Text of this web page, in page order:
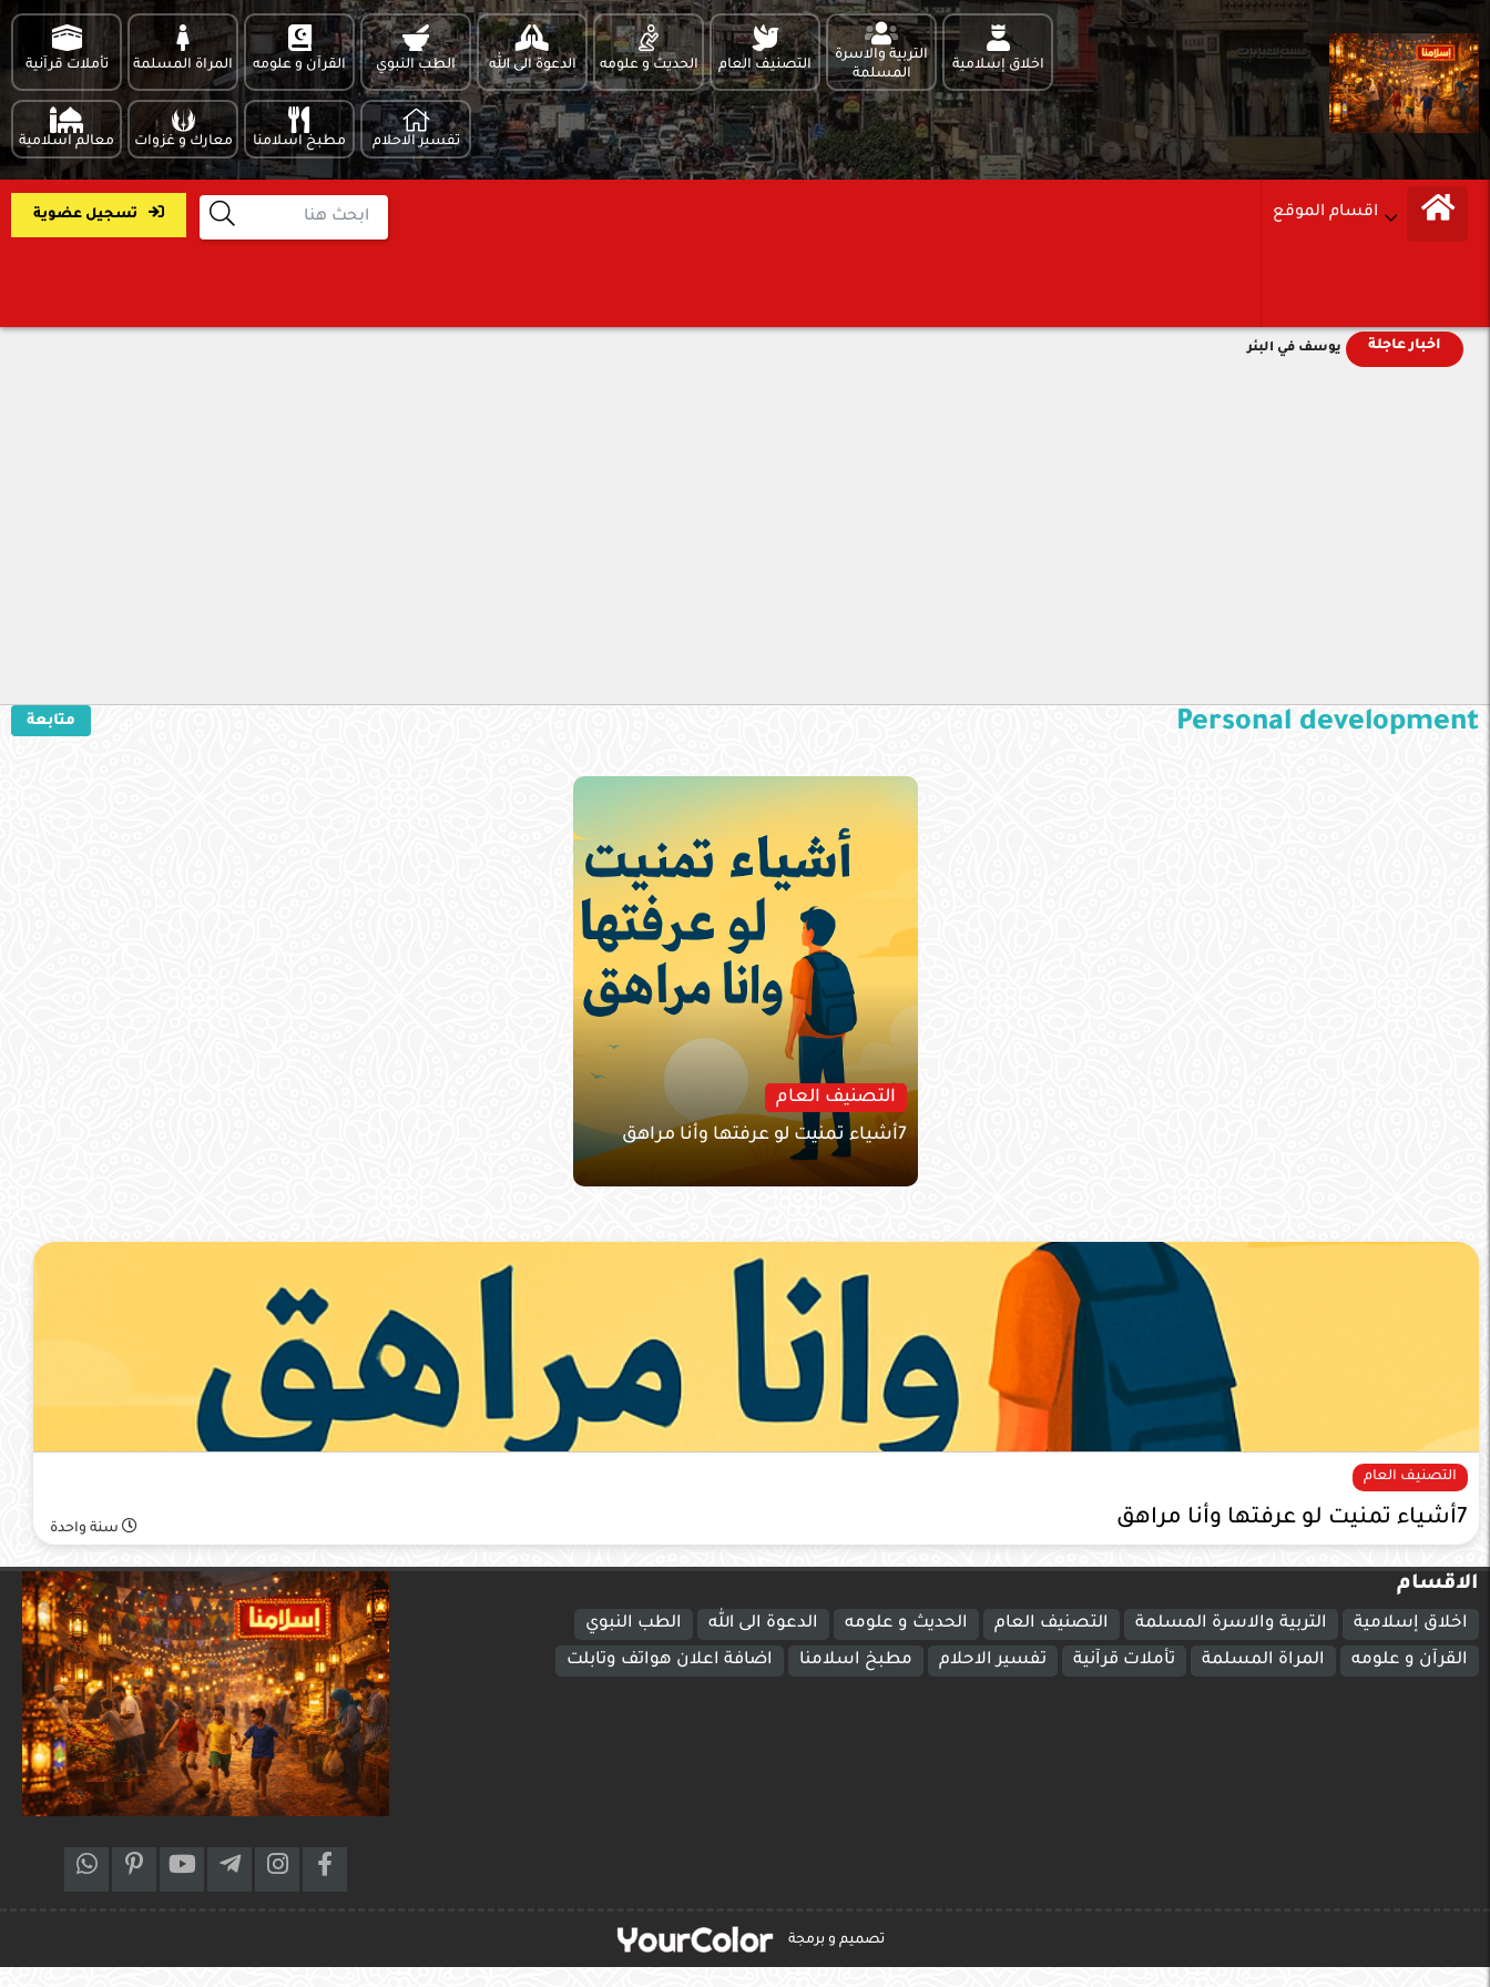
اخلاق إسلامية
التربية والاسرة
المسلمة
التصنيف العام الحديث و علومه الدعوة الى الله الطب النبوي القرآن و علومه المراة المسلمة تأملات قرآنية
تفسير الاحلام مطبخ اسلامنا معارك و غزوات معالم اسلامية
اقسام الموقع تسجيل عضوية
اخبار عاجلة يوسف في البئر
Personal development متابعة
التصنيف العام
7أشياء تمنيت لو عرفتها وأنا مراهق
التصنيف العام
7أشياء تمنيت لو عرفتها وأنا مراهق سنة واحدة
الاقسام
اخلاق إسلامية التربية والاسرة المسلمة التصنيف العام الحديث و علومه الدعوة الى الله
الطب النبوي
القرآن و علومه
المراة المسلمة تأملات قرآنية تفسير الاحلام مطبخ اسلامنا اضافة اعلان هواتف وتابلت
تصميم و برمجة